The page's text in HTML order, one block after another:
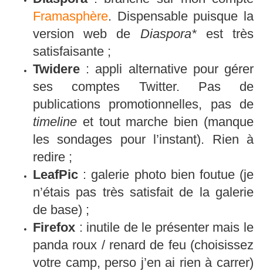
Framasphère. Dispensable puisque la
version web de Diaspora*est très
satisfaisante ;
Twidere : appli alternative pour gérer
ses comptes Twitter. Pas de
publications promotionnelles, pas de
timeline et tout marche bien (manque
les sondages pour l’instant). Rien à
redire ;
LeafPic : galerie photo bien foutue (je
n’étais pas très satisfait de la galerie
de base) ;
Firefox : inutile de le présenter mais le
panda roux / renard de feu (choisissez
votre camp, perso j’en ai rien à carrer)